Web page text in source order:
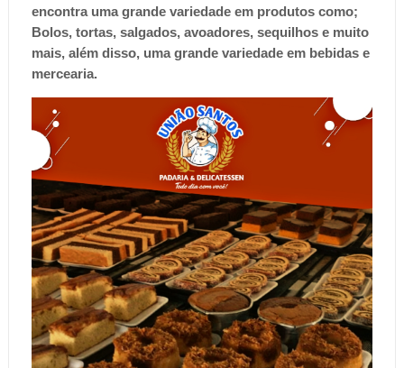
encontra uma grande variedade em produtos como;
Bolos, tortas, salgados, avoadores, sequilhos e muito
mais, além disso, uma grande variedade em bebidas e
mercearia.